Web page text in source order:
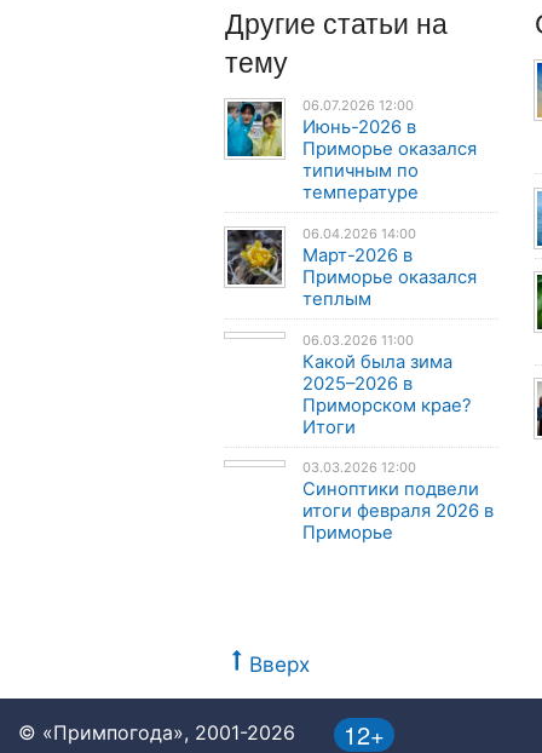
Другие статьи на
тему
06.07.2026 12:00
Июнь-2026 в
Приморье оказался
типичным по
температуре
06.04.2026 14:00
Март-2026 в
Приморье оказался
теплым
06.03.2026 11:00
Какой была зима
2025–2026 в
Приморском крае?
Итоги
03.03.2026 12:00
Синоптики подвели
итоги февраля 2026 в
Приморье
Вверх
12+
© «Примпогода», 2001-2026